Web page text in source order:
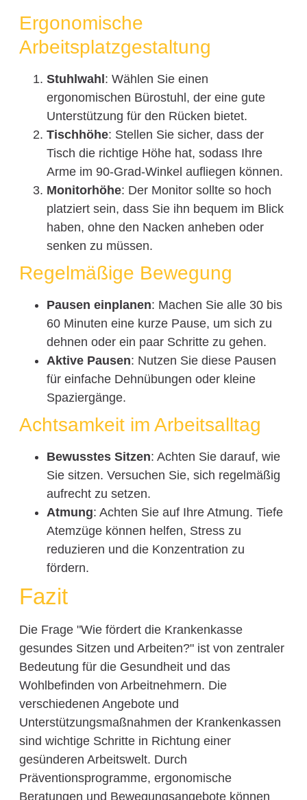
Ergonomische
Arbeitsplatzgestaltung
Stuhlwahl: Wählen Sie einen
ergonomischen Bürostuhl, der eine gute
Unterstützung für den Rücken bietet.
Tischhöhe: Stellen Sie sicher, dass der
Tisch die richtige Höhe hat, sodass Ihre
Arme im 90-Grad-Winkel aufliegen können.
Monitorhöhe: Der Monitor sollte so hoch
platziert sein, dass Sie ihn bequem im Blick
haben, ohne den Nacken anheben oder
senken zu müssen.
Regelmäßige Bewegung
Pausen einplanen: Machen Sie alle 30 bis
60 Minuten eine kurze Pause, um sich zu
dehnen oder ein paar Schritte zu gehen.
Aktive Pausen: Nutzen Sie diese Pausen
für einfache Dehnübungen oder kleine
Spaziergänge.
Achtsamkeit im Arbeitsalltag
Bewusstes Sitzen: Achten Sie darauf, wie
Sie sitzen. Versuchen Sie, sich regelmäßig
aufrecht zu setzen.
Atmung: Achten Sie auf Ihre Atmung. Tiefe
Atemzüge können helfen, Stress zu
reduzieren und die Konzentration zu
fördern.
Fazit
Die Frage "Wie fördert die Krankenkasse
gesundes Sitzen und Arbeiten?" ist von zentraler
Bedeutung für die Gesundheit und das
Wohlbefinden von Arbeitnehmern. Die
verschiedenen Angebote und
Unterstützungsmaßnahmen der Krankenkassen
sind wichtige Schritte in Richtung einer
gesünderen Arbeitswelt. Durch
Präventionsprogramme, ergonomische
Beratungen und Bewegungsangebote können